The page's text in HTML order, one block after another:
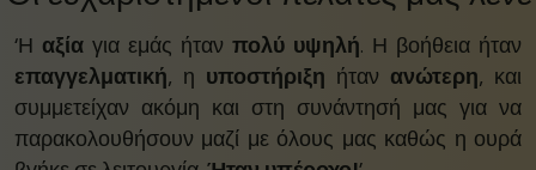
‘Η αξία για εμάς ήταν πολύ υψηλή. Η βοήθεια ήταν
επαγγελματική, η υποστήριξη ήταν ανώτερη, και
συμμετείχαν ακόμη και στη συνάντησή μας για να
παρακολουθήσουν μαζί με όλους μας καθώς η ουρά